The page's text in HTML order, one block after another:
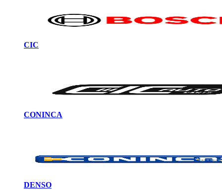
CIC
CONINCA
DENSO